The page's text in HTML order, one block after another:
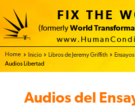
FIX THE
(formerly World
Home - FIX THE WORLD
Inicio Libros de Jeremy Griffith
Audios Libertad
Audios del